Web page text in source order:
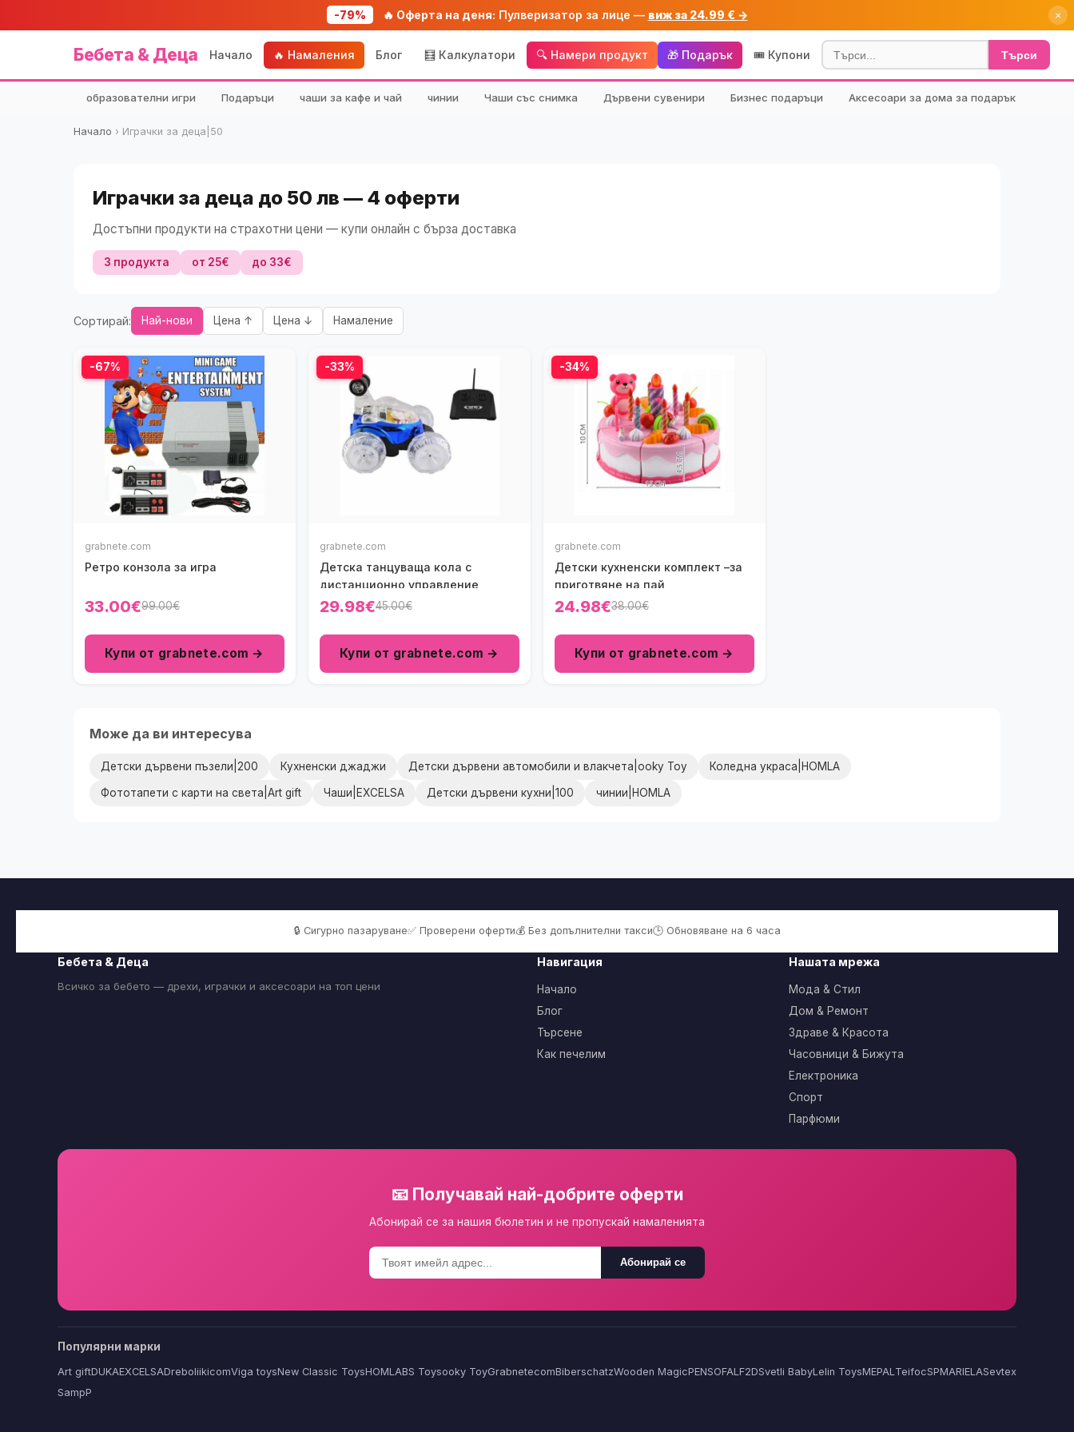
-79% 🔥 Оферта на деня: Пулверизатор за лице — виж за 24.99 € → ×
Бебета & Деца Начало 🔥 Намаления Блог 🧮 Калкулатори 🔍 Намери продукт 🎁 Подарък 🎟️ Купони Търси
образователни игри Подаръци чаши за кафе и чай чинии Чаши със снимка Дървени сувенири Бизнес подаръци Аксесоари за дома за подарък
Начало › Играчки за деца|50
Играчки за деца до 50 лв — 4 оферти
Достъпни продукти на страхотни цени — купи онлайн с бърза доставка
3 продукта от 25€ до 33€
Сортирай: Най-нови Цена ↑ Цена ↓ Намаление
-67%
grabnete.com
Ретро конзола за игра
33.00€99.00€
Купи от grabnete.com →
-33%
grabnete.com
Детска танцуваща кола с
дистанционно управление
29.98€45.00€
Купи от grabnete.com →
-34%
grabnete.com
Детски кухненски комплект –за
приготвяне на пай
24.98€38.00€
Купи от grabnete.com →
Може да ви интересува
Детски дървени пъзели|200 Кухненски джаджи Детски дървени автомобили и влакчета|ooky Toy Коледна украса|HOMLA
Фототапети с карти на света|Art gift Чаши|EXCELSA Детски дървени кухни|100 чинии|HOMLA
🔒 Сигурно пазаруване✅ Проверени оферти💰 Без допълнителни такси🕒 Обновяване на 6 часа
Бебета & Деца
Всичко за бебето — дрехи, играчки и аксесоари на топ цени
Навигация
Начало
Блог
Търсене
Как печелим
Нашата мрежа
Мода & Стил
Дом & Ремонт
Здраве & Красота
Часовници & Бижута
Електроника
Спорт
Парфюми
📧 Получавай най-добрите оферти
Абонирай се за нашия бюлетин и не пропускай намаленията
Абонирай се
Популярни марки
Art giftDUKAEXCELSADreboliikicomViga toysNew Classic ToysHOMLABS Toysooky ToyGrabnetecomBiberschatzWooden MagicPENSOFAL F2DSvetli BabyLelin ToysMEPAL TeifocSPMARIELASevtex
SampP